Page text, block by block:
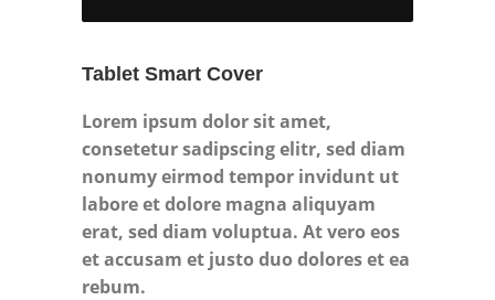
Tablet Smart Cover
Lorem ipsum dolor sit amet,
consetetur sadipscing elitr, sed diam
nonumy eirmod tempor invidunt ut
labore et dolore magna aliquyam
erat, sed diam voluptua. At vero eos
et accusam et justo duo dolores et ea
rebum.